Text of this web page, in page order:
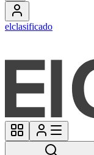
elclasificado